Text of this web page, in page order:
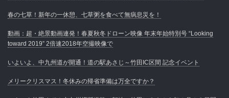
春の七草！新年の一休憩、七草粥を食べて無病息災を！
動画：超・絶景動画連発！春夏秋冬ドローン映像 年末年始特別号 “Looking
toward 2019” 2倍速2018年空撮映像で
いよいよ、中九州道が開通！道の駅あさじ～竹田IC区間 記念イベント
メリークリスマス！冬休みの帰省準備は万全ですか？